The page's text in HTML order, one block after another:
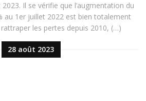
28 août 2023
Il se vérifie que l’augmentation du
au 1er juillet 2022 est bien totalement
les pertes depuis 2010, (…)